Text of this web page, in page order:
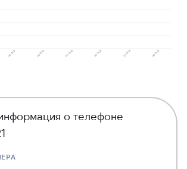
02.2026 03.2026 04.2026 05.2026 07.2026 08.2026
о телефоне